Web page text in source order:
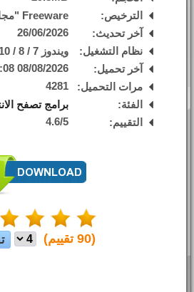
الترخيص:
Freeware "مجاني"
آخر تحديث:
26/06/2026
نظام التشغيل:
ويندوز 7 / 8 / 10
آخر تحميل:
08/08/2026 04:08 PM
مرات التحميل:
4281
الفئة:
برامج تصفح
التقييم:
4.6/5
(
90 تقييم)